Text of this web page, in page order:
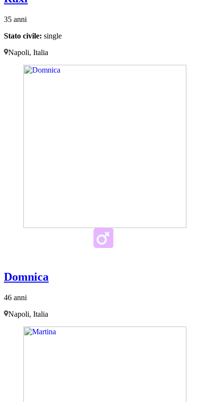
35 anni
Stato civile: single
Napoli, Italia
Domnica
46 anni
Napoli, Italia